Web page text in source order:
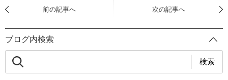
前の記事へ 次の記事へ
ブログ内検索
検索